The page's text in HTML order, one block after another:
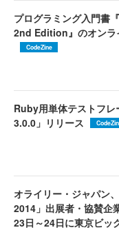
プログラミング入門
2nd Edition』のオンラ
CodeZine
Ruby用単体テストフ
3.0.0」リリース
オライリー・ジャパン
2014」出展者・協賛企
23日～24日に東京ビッ